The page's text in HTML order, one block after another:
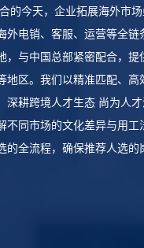
的今天，企业拓展海外市
电销、客服、运营等全
与中国总部紧密配合，
地区。我们以精准匹配、
耕跨境人才生态 尚为人
同市场的文化差异与用
全流程，确保推荐人选的